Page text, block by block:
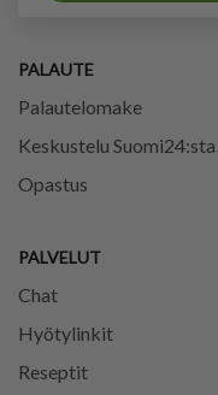
PALAUTE
Palautelomake
Keskustelu Suomi24:sta
Opastus
PALVELUT
Chat
Hyötylinkit
Reseptit